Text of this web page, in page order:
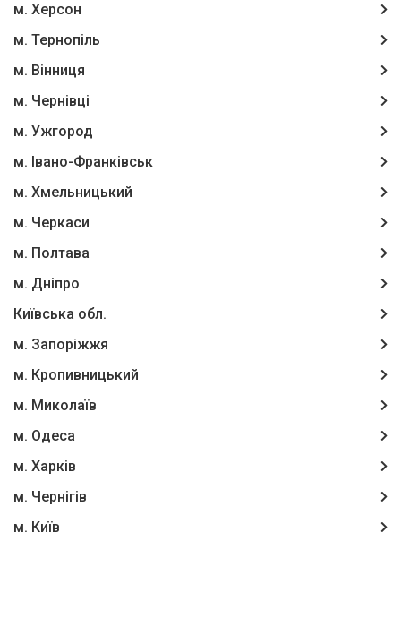
м. Херсон
м. Тернопіль
м. Вінниця
м. Чернівці
м. Ужгород
м. Івано-Франківськ
м. Хмельницький
м. Черкаси
м. Полтава
м. Дніпро
Київська обл.
м. Запоріжжя
м. Кропивницький
м. Миколаїв
м. Одеса
м. Харків
м. Чернігів
м. Київ